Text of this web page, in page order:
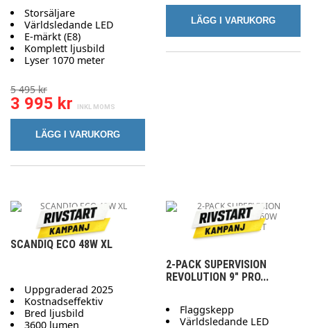
Storsäljare
Världsledande LED
E-märkt (E8)
Komplett ljusbild
Lyser 1070 meter
5 495 kr
3 995 kr
LÄGG I VARUKORG
LÄGG I VARUKORG
SCANDIQ ECO 48W XL
Uppgraderad 2025
Kostnadseffektiv
Bred ljusbild
3600 lumen
2-PACK SUPERVISION
REVOLUTION 9" PRO...
Flaggskepp
Världsledande LED